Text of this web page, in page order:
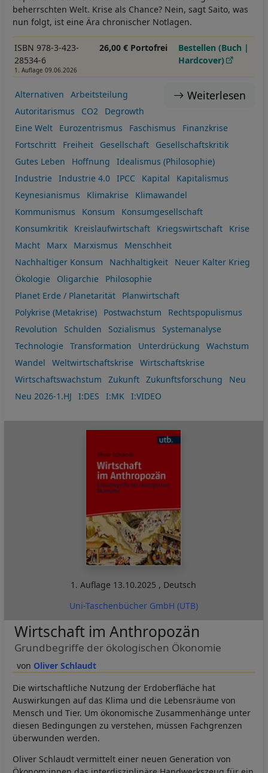
beherrschten Welt. Krise als Chance? Nein, sagt Saito, was
nun folgt, ist eine Ära chronischer Notlagen.
ISBN 978-3-423-
28534-6
1. Auflage 09.06.2026
26,00 € Portofrei
Bestellen (Buch |
Hardcover)
Weiterlesen
Alternativen
Arbeitsteilung
Autoritarismus
CO2
Degrowth
Eine Welt
Eurozentrismus Faschismus
Finanzkrise
Fortschritt
Freiheit Gesellschaft
Gesellschaftskritik
Gutes Leben
Hoffnung
Idealismus (Philosophie)
Industrie
Industrie 4.0 IPCC Kapital
Kapitalismus
Keynesianismus
Klimakrise
Klimawandel
Kommunismus
Konsum
Konsumgesellschaft
Konsumkritik
Kreislaufwirtschaft Kriegswirtschaft
Krise
Macht
Marx Marxismus
Menschheit
Nachhaltiger Konsum
Nachhaltigkeit
Neuer Kalter Krieg
Ökologie
Oligarchie
Philosophie
Planet Erde / Planetarität
Planwirtschaft
Polykrise (Metakrise)
Postwachstum
Rechtspopulismus
Revolution
Schulden Sozialismus
Systemanalyse
Technologie
Transformation Unterdrückung
Wachstum
Wandel
Weltwirtschaftskrise
Wirtschaftskrise
Wirtschaftswachstum
Zukunft Zukunftsforschung
Neu
Neu 2026-1.HJ
I:DES I:MK I:VIDEO
1. Auflage 13.10.2025 , Deutsch
Uni-Taschenbücher GmbH (UTB)
Oliver Schlaudt
Wirtschaft im Anthropozän
Grundbegriffe der ökologischen Ökonomie
Die wirtschaftliche Nutzung der Erdoberfläche hat
Auswirkungen auf das Klima und die Lebensräume von
Mensch und Tier. Um ökonomische Zusammenhänge unter
diesen Bedingungen zu verstehen, müssen Fachgrenzen
überwunden werden.
Oliver Schlaudt vermittelt einer neuen Generation von